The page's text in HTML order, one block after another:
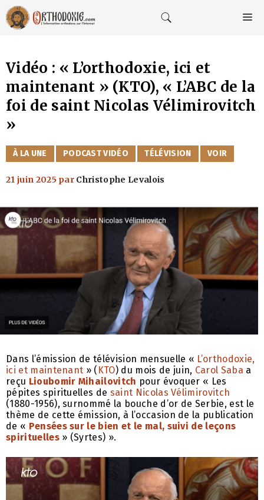
Aller
au
contenu
Vidéo : « L’orthodoxie, ici et
maintenant » (KTO), « L’ABC de la
foi de saint Nicolas Vélimirovitch
»
CATÉGORIES
À LA UNE PODCAST VIDÉO TÉLÉVISION VOIR
21 juin 2025 par Christophe Levalois
Dans l’émission de télévision mensuelle « L’orthodoxie,
ici et maintenant » ( KTO) du mois de juin, Carol Saba a
reçu Lioubomir Mihailovitch pour évoquer « Les
pépites spirituelles de saint Nicolas Vélimirovitch
(1880-1956), surnommé la bouche d’or de Serbie, est le
thème de cette émission, à l’occasion de la publication
de « Pensées sur le bien et le mal, suivi de leçons
spirituelles» (Syrtes) ».